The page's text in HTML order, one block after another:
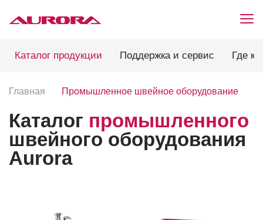
Каталог продукции Поддержка и сервис Где
Главная Промышленное швейное оборудование
Каталог промышленного
швейного оборудования
Aurora